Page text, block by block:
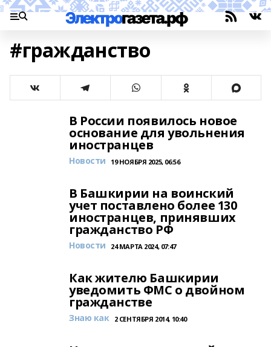
#гражданство
В России появилось новое
основание для увольнения
иностранцев
Новости 19 НОЯБРЯ 2025, 06:56
В Башкирии на воинский
учет поставлено более 130
иностранцев, принявших
гражданство РФ
Новости 24 МАРТА 2024, 07:47
Как жителю Башкирии
уведомить ФМС о двойном
гражданстве
Знаю как 2 СЕНТЯБРЯ 2014, 10:40